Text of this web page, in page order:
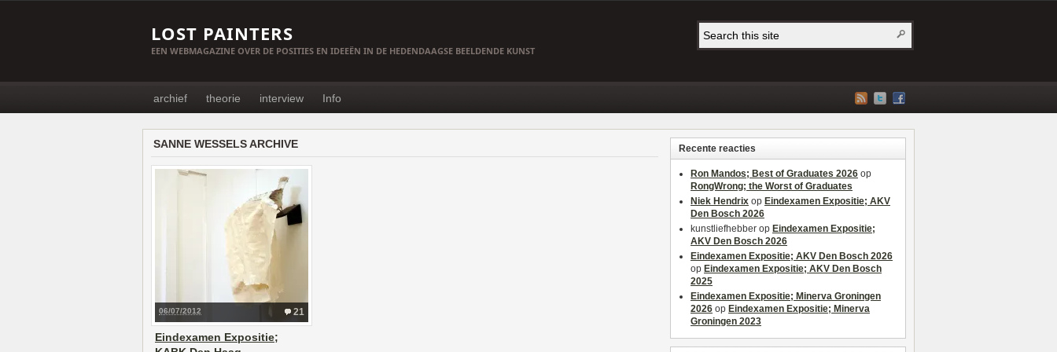
LOST PAINTERS
EEN WEBMAGAZINE OVER DE POSITIES EN IDEEËN IN DE HEDENDAAGSE BEELDENDE KUNST
archief theorie interview Info
SANNE WESSELS ARCHIVE
21
06/07/2012
Eindexamen Expositie;
Recente reacties
Ron Mandos; Best of Graduates 2026 op
RongWrong; the Worst of Graduates
Niek Hendrix op Eindexamen Expositie; AKV
Den Bosch 2026
kunstliefhebber op Eindexamen Expositie;
AKV Den Bosch 2026
Eindexamen Expositie; AKV Den Bosch 2026
op Eindexamen Expositie; AKV Den Bosch
2025
Eindexamen Expositie; Minerva Groningen
2026 op Eindexamen Expositie; Minerva
Groningen 2023